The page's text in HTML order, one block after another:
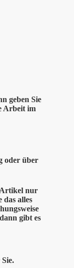
geben Sie
Arbeit im
oder über
Artikel nur
das alles
gibt es